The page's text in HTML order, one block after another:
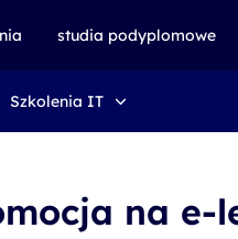
studia podyplomowe
Szkolenia IT
na e-